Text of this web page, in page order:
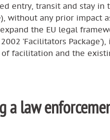
entry, transit and stay in
without any prior impact
the EU legal
’Facilitators
facilitation and the
a law